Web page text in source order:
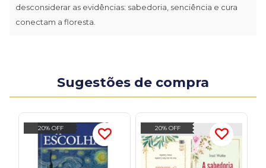
desconsiderar as evidências: sabedoria, senciência e cura
conectam a floresta.
Sugestões de compra
20% OFF 20% OFF